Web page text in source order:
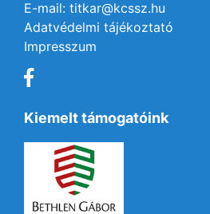
E-mail: titkar@kcssz.hu
Adatvédelmi tájékoztató
Impresszum
Kiemelt támogatóink